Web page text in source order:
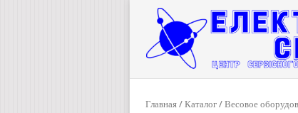
Главная/ Каталог/ Весовое